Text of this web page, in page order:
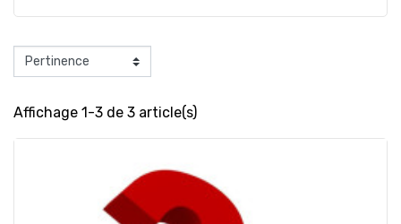
Affichage 1-3 de 3 article(s)